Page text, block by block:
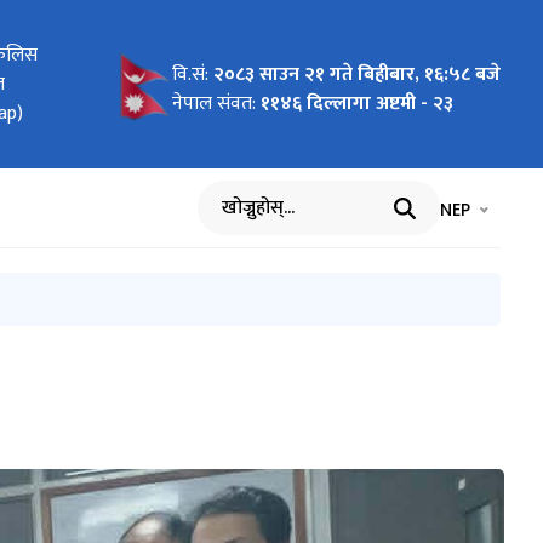
०८३
बाट
वि.सं: २०८३ साउन २१ गते बिहीबार, १६:५८ बजे
नेपाल संवत: ११४६ दिल्लागा अष्टमी - २३
खोज्नुहोस् भाषा चयन
NEP
(National Roadmap)